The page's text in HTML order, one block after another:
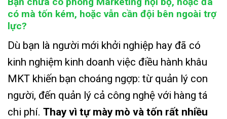
có mà tốn kém, hoặc vẫn cần đội bên ngoài trợ
lực?
Dù bạn là người mới khởi nghiệp hay đã có
kinh nghiệm kinh doanh việc điều hành khâu
MKT khiến bạn choáng ngợp: từ quản lý con
người, đến quản lý cả công nghệ với hàng tá
chi phí. Thay vì tự mày mò và tốn rất nhiều